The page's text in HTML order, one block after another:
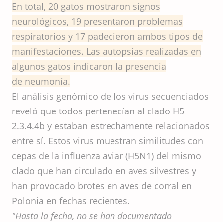
En total, 20 gatos mostraron signos
neurológicos, 19 presentaron problemas
respiratorios y 17 padecieron ambos tipos de
manifestaciones. Las autopsias realizadas en
algunos gatos indicaron la presencia
de neumonía.
El análisis genómico de los virus secuenciados
reveló que todos pertenecían al clado H5
2.3.4.4b y estaban estrechamente relacionados
entre sí. Estos virus muestran similitudes con
cepas de la influenza aviar (H5N1) del mismo
clado que han circulado en aves silvestres y
han provocado brotes en aves de corral en
Polonia en fechas recientes.
"Hasta la fecha, no se han documentado